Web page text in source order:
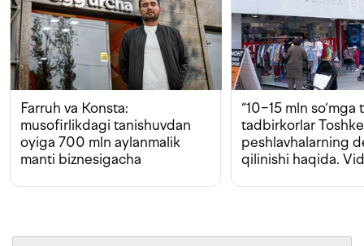
Farruh va Konsta:
musofirlikdagi tanishuvdan
oyiga 700 mln aylanmalik
manti biznesigacha
“10−15 mln so‘mga
tadbirkorlar
peshlavhalarning
qilinishi haqida.